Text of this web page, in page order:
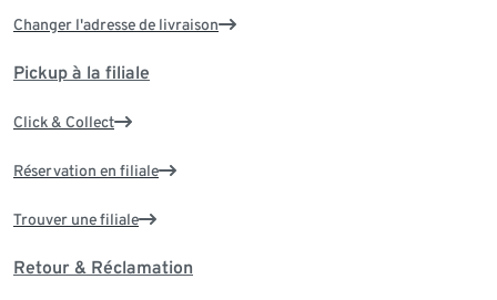
Changer l'adresse de livraison
Pickup à la filiale
Click & Collect
Réservation en filiale
Trouver une filiale
Retour & Réclamation